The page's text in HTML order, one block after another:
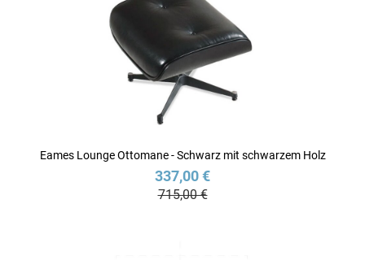
Eames Lounge Ottomane - Schwarz mit schwarzem Holz
337,00 €
715,00 €